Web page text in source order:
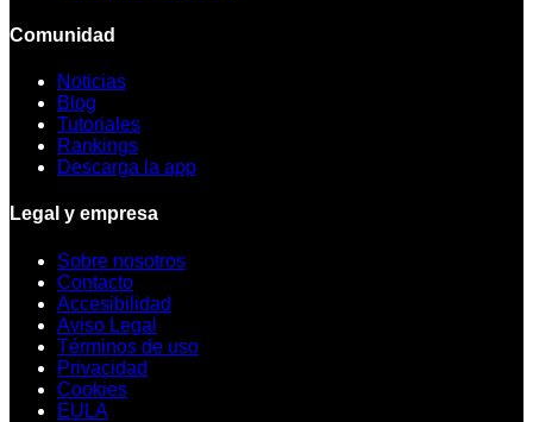
Comunidad
Noticias
Blog
Tutoriales
Rankings
Descarga la app
Legal y empresa
Sobre nosotros
Contacto
Accesibilidad
Aviso Legal
Términos de uso
Privacidad
Cookies
EULA